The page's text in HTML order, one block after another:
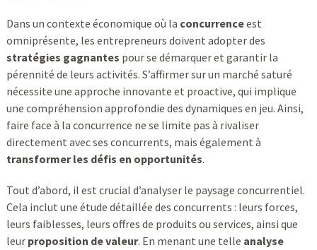
Dans un contexte économique où la concurrenceest
omniprésente, les entrepreneurs doivent adopter des
stratégies gagnantes pour se démarquer et garantir la
pérennité de leurs activités. S’affirmer sur un marché saturé
nécessite une approche innovante et proactive, qui implique
une compréhension approfondie des dynamiques en jeu. Ainsi,
faire face à la concurrence ne se limite pas à rivaliser
directement avec ses concurrents, mais également à
transformer les défis en opportunités.
Tout d’abord, il est crucial d’analyser le paysage concurrentiel.
Cela inclut une étude détaillée des concurrents : leurs forces,
leurs faiblesses, leurs offres de produits ou services, ainsi que
leur proposition de valeur. En menant une telle analyse